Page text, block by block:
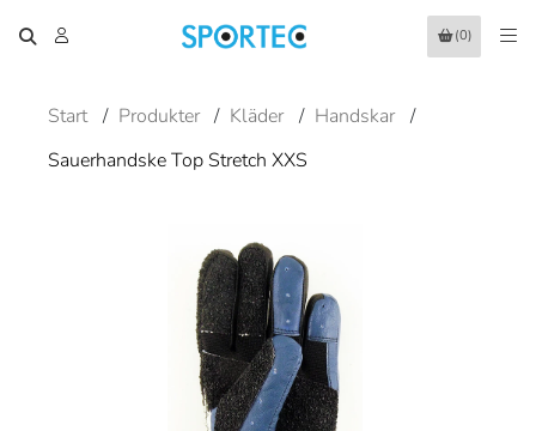
(0)
Start / Produkter / Kläder / Handskar /
Sauerhandske Top Stretch XXS